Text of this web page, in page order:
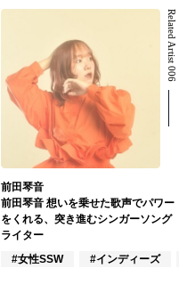
Related Artist 006
前田琴音
前田琴音 想いを乗せた歌声でパワー
をくれる、突き進むシンガーソング
ライター
#女性SSW
#インディーズ